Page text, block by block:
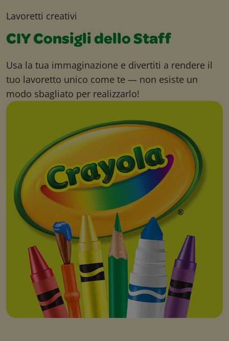
Lavoretti creativi
CIY Consigli dello Staff
Usa la tua immaginazione e divertiti a rendere il
tuo lavoretto unico come te — non esiste un
modo sbagliato per realizzarlo!